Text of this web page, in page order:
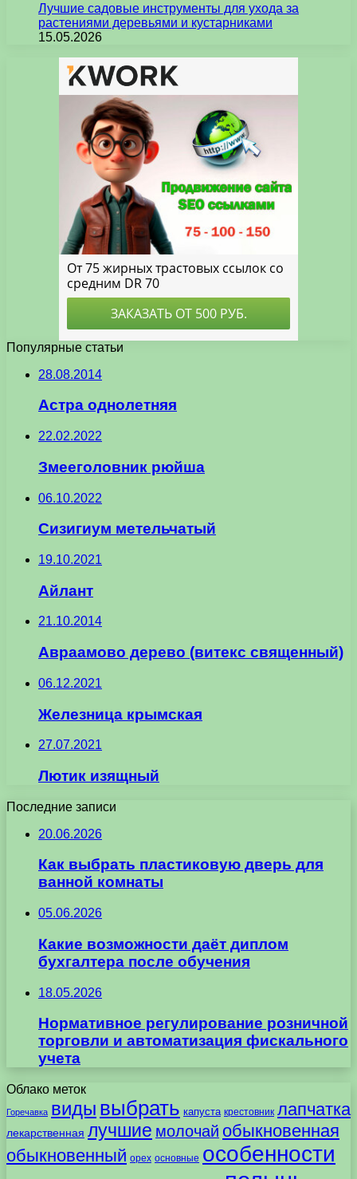
Лучшие садовые инструменты для ухода за
растениями деревьями и кустарниками
15.05.2026
Популярные статьи
28.08.2014
Астра однолетняя
22.02.2022
Змееголовник рюйша
06.10.2022
Сизигиум метельчатый
19.10.2021
Айлант
21.10.2014
Авраамово дерево (витекс священный)
06.12.2021
Железница крымская
27.07.2021
Лютик изящный
Последние записи
20.06.2026
Как выбрать пластиковую дверь для
ванной комнаты
05.06.2026
Какие возможности даёт диплом
бухгалтера после обучения
18.05.2026
Нормативное регулирование розничной
торговли и автоматизация фискального
учета
Облако меток
Горечавка виды выбрать капуста крестовник лапчатка
лекарственная лучшие молочай обыкновенная
обыкновенный орех основные особенности